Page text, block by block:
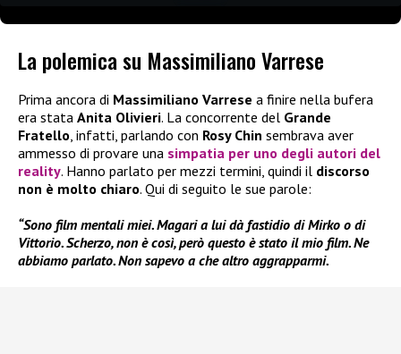
La polemica su Massimiliano Varrese
Prima ancora di Massimiliano Varrese a finire nella bufera
era stata Anita Olivieri. La concorrente del Grande
Fratello, infatti, parlando con Rosy Chin sembrava aver
ammesso di provare una simpatia per uno degli autori del
reality. Hanno parlato per mezzi termini, quindi il discorso
non è molto chiaro. Qui di seguito le sue parole:
“Sono film mentali miei. Magari a lui dà fastidio di Mirko o di
Vittorio. Scherzo, non è così, però questo è stato il mio film. Ne
abbiamo parlato. Non sapevo a che altro aggrapparmi.